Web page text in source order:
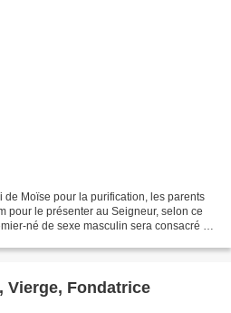
Moïse pour la purification, les parents
pour le présenter au Seigneur, selon ce
né de sexe masculin sera consacré au
Vierge, Fondatrice